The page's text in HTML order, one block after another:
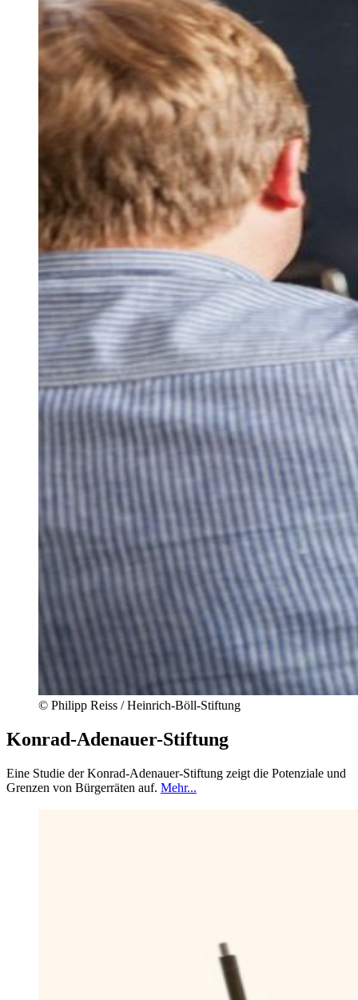
© Philipp Reiss / Heinrich-Böll-Stiftung
Konrad-Adenauer-Stiftung
Eine Studie der Konrad-Adenauer-Stiftung zeigt die Potenziale und
Grenzen von Bürgerräten auf. Mehr...